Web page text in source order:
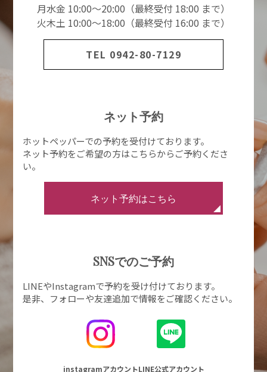
月水金 10:00～20:00（最終受付 18:00 まで）
火木土 10:00～18:00（最終受付 16:00 まで）
TEL 0942-80-7129
ネット予約
ホットペッパーでの予約を受付けております。
ネット予約をご希望の方はこちらからご予約くださ
い。
ネット予約はこちら
SNSでのご予約
LINEやInstagramで予約を受け付けております。
是非、フォローや友達追加で情報をご確認ください。
instagramアカウントLINE公式アカウント